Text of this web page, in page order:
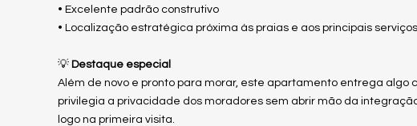
• Excelente padrão construtivo
• Localização estratégica próxima às praias e aos principais
💡 Destaque especial
Além de novo e pronto para morar, este apartamento entrega algo
privilegia a privacidade dos moradores sem abrir mão da
logo na primeira visita.